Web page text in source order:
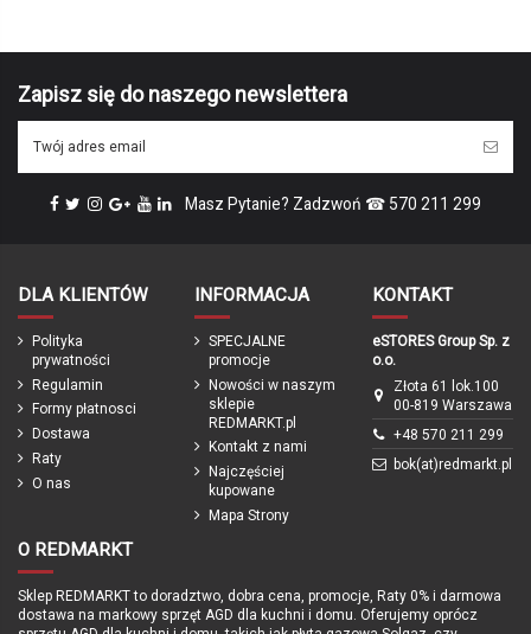
Zapisz się do naszego newslettera
Masz Pytanie? Zadzwoń ☎ 570 211 299
DLA KLIENTÓW
Polityka
prywatności
Regulamin
Formy płatnosci
Dostawa
Raty
O nas
INFORMACJA
SPECJALNE
promocje
Nowości w naszym
sklepie
REDMARKT.pl
Kontakt z nami
Najczęściej
kupowane
Mapa Strony
KONTAKT
eSTORES Group Sp. z
o.o.
Złota 61 lok.100
00-819 Warszawa
+48 570 211 299
bok(at)redmarkt.pl
O REDMARKT
Sklep REDMARKT to doradztwo, dobra cena, promocje, Raty 0% i darmowa
dostawa na markowy sprzęt AGD dla kuchni i domu. Oferujemy oprócz